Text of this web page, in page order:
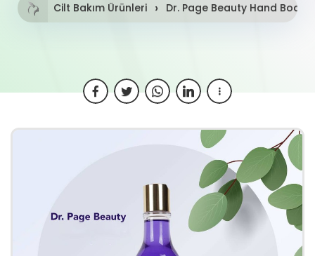
Cilt Bakım Ürünleri Dr. Page Beauty Hand Body